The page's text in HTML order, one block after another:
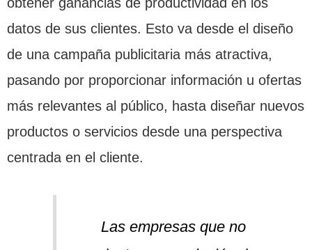
datos de sus clientes. Esto va desde el diseño
de una campaña publicitaria más atractiva,
pasando por proporcionar información u ofertas
más relevantes al público, hasta diseñar nuevos
productos o servicios desde una perspectiva
centrada en el cliente.
Las empresas que no